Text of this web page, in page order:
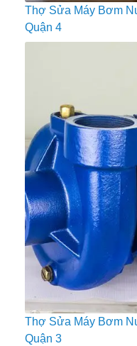
Thợ Sửa Máy Bơm
Quận 4
Thợ Sửa Máy Bơm
Quận 3